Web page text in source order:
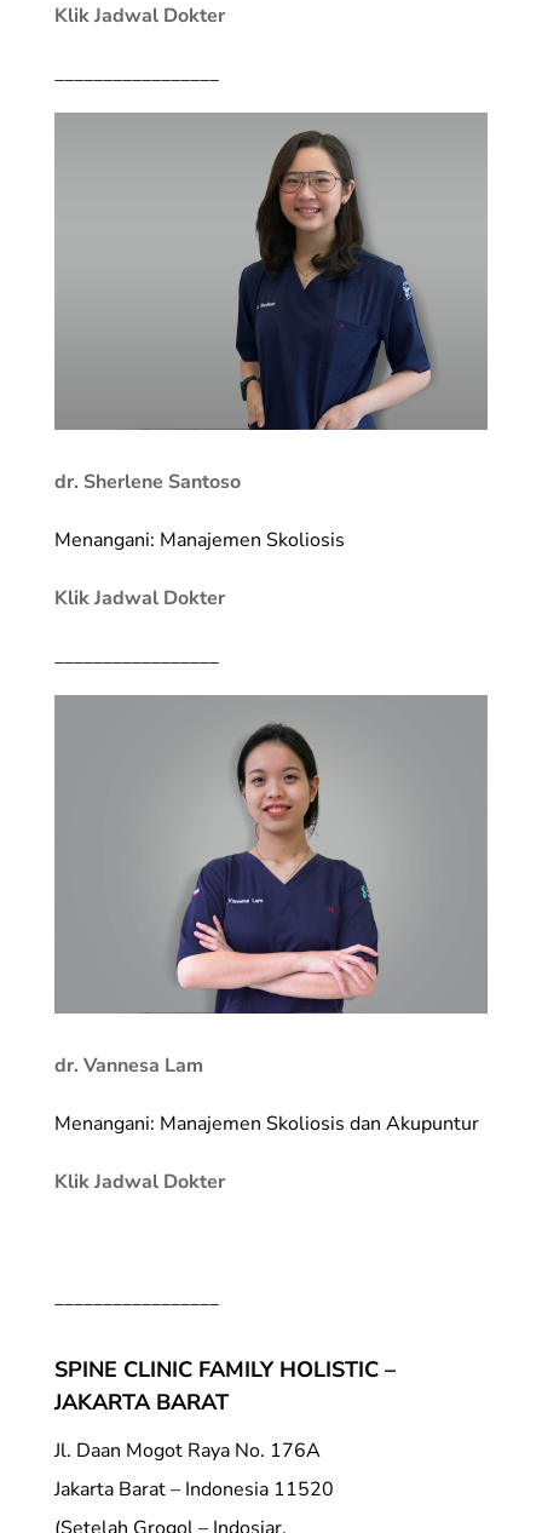
Klik Jadwal Dokter
_________________
dr. Sherlene Santoso
Menangani: Manajemen Skoliosis
Klik Jadwal Dokter
_________________
dr. Vannesa Lam
Menangani: Manajemen Skoliosis dan Akupuntur
Klik Jadwal Dokter
_________________
SPINE CLINIC FAMILY HOLISTIC –
JAKARTA BARAT
Jl. Daan Mogot Raya No. 176A
Jakarta Barat – Indonesia 11520